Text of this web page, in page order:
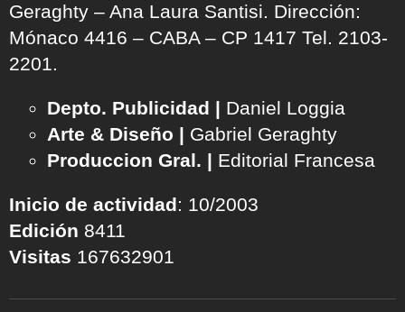
Geraghty – Ana Laura Santisi. Dirección:
Mónaco 4416 – CABA – CP 1417 Tel. 2103-
2201.
Depto. Publicidad | Daniel Loggia
Arte & Diseño | Gabriel Geraghty
Produccion Gral. | Editorial Francesa
Inicio de actividad: 10/2003
Edición 8411
Visitas 167632901